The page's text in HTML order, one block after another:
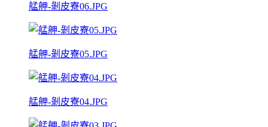
艋舺-剝皮寮06.JPG
艋舺-剝皮寮05.JPG
艋舺-剝皮寮04.JPG